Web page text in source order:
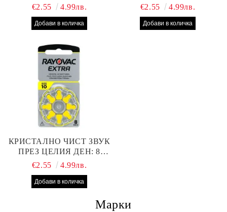
БРОЯ RAYOVAC EXTRA
СЛУХОВ АПАРАТ С
€2.55 4.99лв.
БРОЯ RAYOVAC EXTRA
ПРОИЗВОДИТЕЛНОСТ
€2.55 4.99лв.
КРИСТАЛНО ЧИСТ ЗВУК
ПРЕЗ ЦЕЛИЯ ДЕН: 8
БРОЯ RAYOVAC EXTRA
АПАРАТ
€2.55 4.99лв.
Марки